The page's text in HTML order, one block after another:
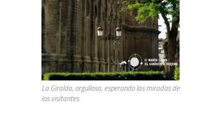
La Giralda, orgullosa, esperando las miradas de
los visitantes